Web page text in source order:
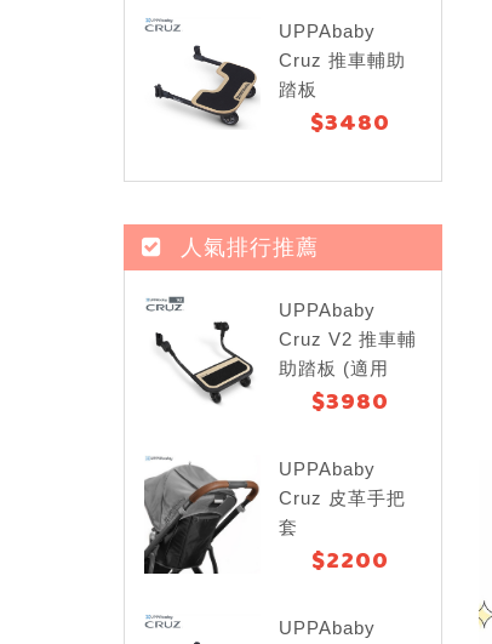
UPPAbaby
Cruz 推車輔助
踏板
$3480
人氣排行推薦
UPPAbaby
Cruz V2 推車輔
助踏板 (適用
Cruz V2)
$3980
UPPAbaby
Cruz 皮革手把
套
$2200
UPPAbaby